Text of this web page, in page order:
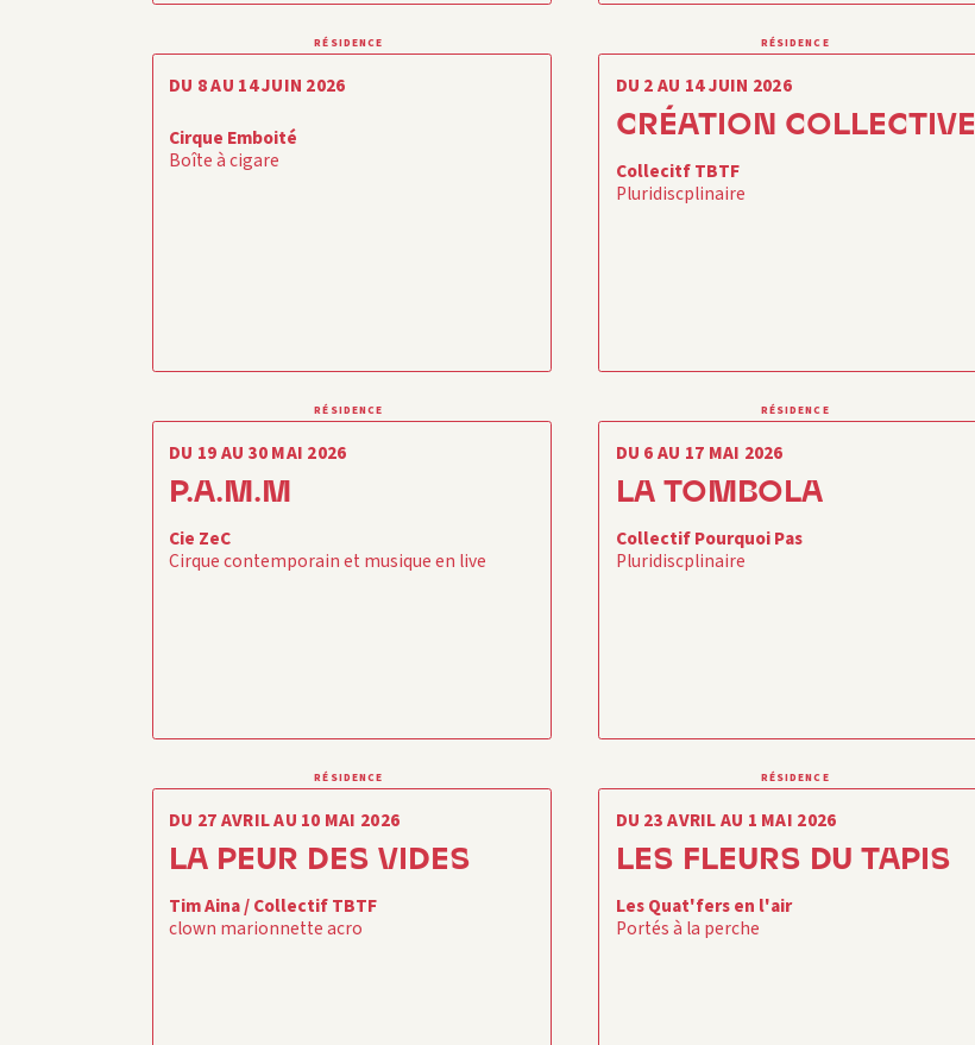
RÉSIDENCE
DU 8 AU 14 JUIN 2026
Cirque Emboité
Boîte à cigare
RÉSIDENCE
DU 2 AU 14 JUIN 2026
CRÉATION COLLECTIVE
Collecitf TBTF
Pluridiscplinaire
RÉSIDENCE
DU 19 AU 30 MAI 2026
P.A.M.M
Cie ZeC
Cirque contemporain et musique en live
RÉSIDENCE
DU 6 AU 17 MAI 2026
LA TOMBOLA
Collectif Pourquoi Pas
Pluridiscplinaire
RÉSIDENCE
DU 27 AVRIL AU 10 MAI 2026
LA PEUR DES VIDES
Tim Aina / Collectif TBTF
clown marionnette acro
RÉSIDENCE
DU 23 AVRIL AU 1 MAI 2026
LES FLEURS DU TAPIS
Les Quat'fers en l'air
Portés à la perche